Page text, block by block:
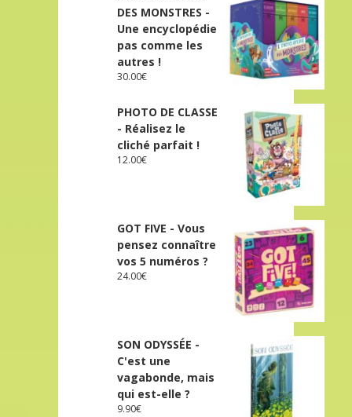
DES MONSTRES -
Une encyclopédie
pas comme les
autres !
30.00€
PHOTO DE CLASSE
- Réalisez le
cliché parfait !
12.00€
GOT FIVE - Vous
pensez connaître
vos 5 numéros ?
24.00€
SON ODYSSÉE -
C'est une
vagabonde, mais
qui est-elle ?
9.90€